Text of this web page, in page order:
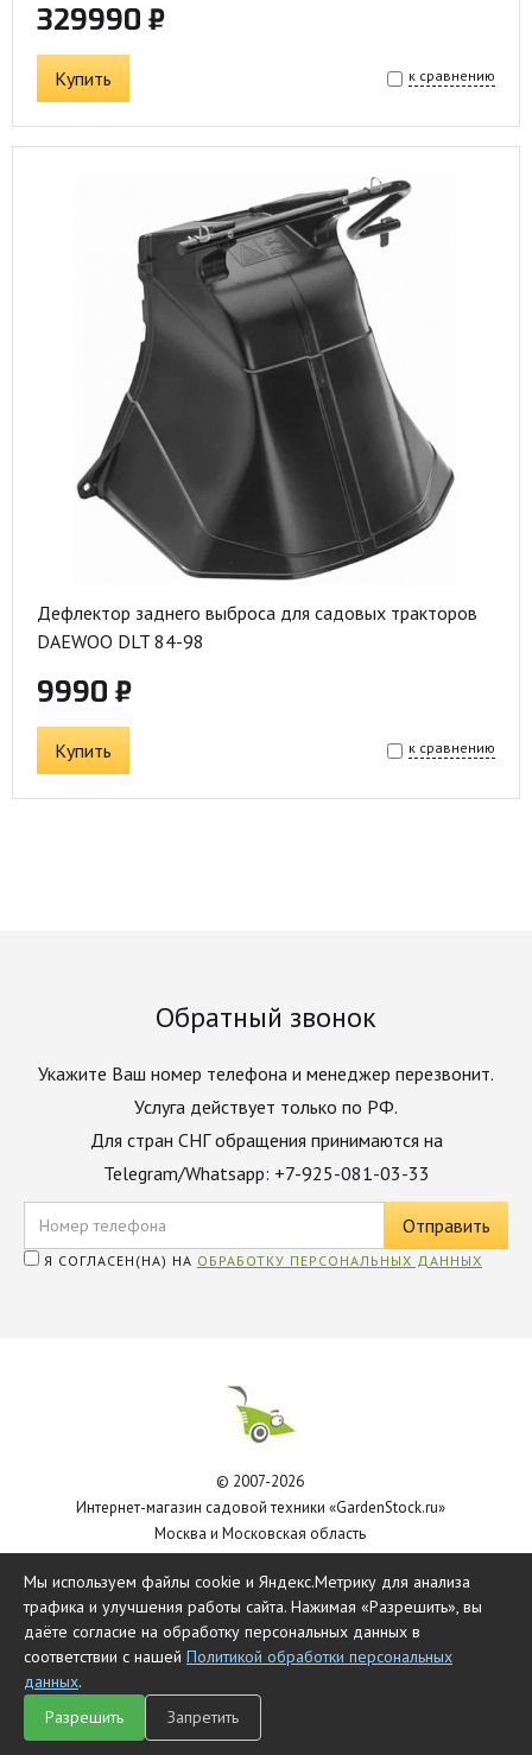
329990 ₽
Купить к сравнению
Дефлектор заднего выброса для садовых тракторов
DAEWOO DLT 84-98
9990 ₽
Купить к сравнению
Обратный звонок
Укажите Ваш номер телефона и менеджер перезвонит.
Услуга действует только по РФ.
Для стран СНГ обращения принимаются на
Telegram/Whatsapp: +7-925-081-03-33
Я СОГЛАСЕН(НА) НА ОБРАБОТКУ ПЕРСОНАЛЬНЫХ ДАННЫХ
© 2007-2026
Интернет-магазин садовой техники «GardenStock.ru»
Москва и Московская область
Главная Каталог Чат
Мы используем файлы cookie и Яндекс.Метрику для анализа
трафика и улучшения работы сайта. Нажимая «Разрешить», вы
даёте согласие на обработку персональных данных в
соответствии с нашей Политикой обработки персональных
данных.
Разрешить
Запретить